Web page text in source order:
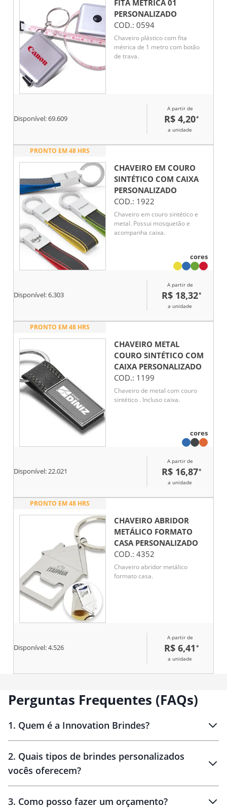
FITA MÉTRICA 01
PERSONALIZADO
COD.: 0594
Chaveiro plástico com fita
métrica de 1 metro com botão
de trava.
Disponível:69.609
A partir de
R$ 4,20*
a unidade
PRONTO EM 48 HRS
CHAVEIRO EM COURO
SINTÉTICO COM CAIXA
PERSONALIZADO
COD.: 1922
Chaveiro em couro sintético e
metal. Possui mosquetão e
acompanha caixa.
cores
Disponível:6.303
A partir de
R$ 18,32*
a unidade
PRONTO EM 48 HRS
CHAVEIRO METAL
COURO SINTÉTICO COM
CAIXA PERSONALIZADO
COD.: 1199
Chaveiro de metal com couro
sintético . Incluso caixa.
cores
Disponível:22.021
A partir de
R$ 16,87*
a unidade
PRONTO EM 48 HRS
CHAVEIRO ABRIDOR
METÁLICO FORMATO
CASA PERSONALIZADO
COD.: 4352
Chaveiro abridor metálico
formato casa.
Disponível:4.526
A partir de
R$ 6,41 *
a unidade
Perguntas Frequentes (FAQs)
1. Quem é a Innovation Brindes?
Brindes personalizados
2. Quais tipos de brindes personalizados
vocês oferecem?
3. Como posso fazer um orçamento?